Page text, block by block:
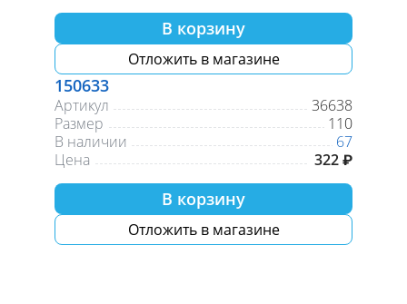
В корзину
Отложить в магазине
150633
Артикул
36638
Размер
110
В наличии
67
Цена
322 ₽
В корзину
Отложить в магазине